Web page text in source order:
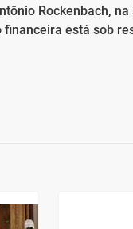
Rockenbach,
está sob